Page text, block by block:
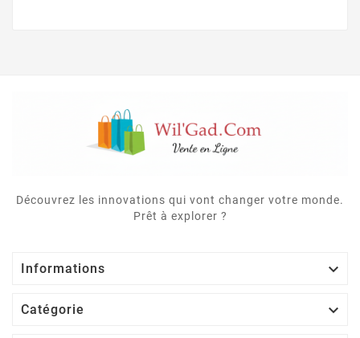
Découvrez les innovations qui vont changer votre monde.
Prêt à explorer ?
Informations 
Catégorie 